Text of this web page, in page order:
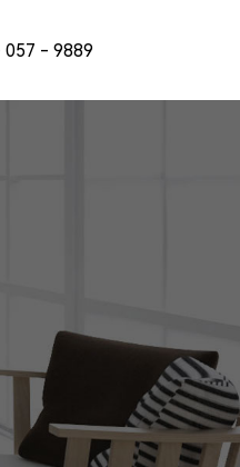
057 - 9889